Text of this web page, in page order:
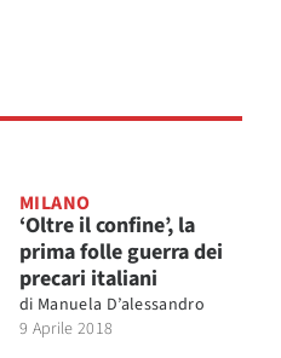
MILANO
‘Oltre il confine’, la
prima folle guerra dei
precari italiani
di Manuela D’alessandro
9 Aprile 2018